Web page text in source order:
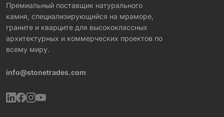
Премиальный поставщик натурального
камня, специализирующийся на мраморе,
граните и кварците для высококлассных
архитектурных и коммерческих проектов по
всему миру.
info@stonetrades.com